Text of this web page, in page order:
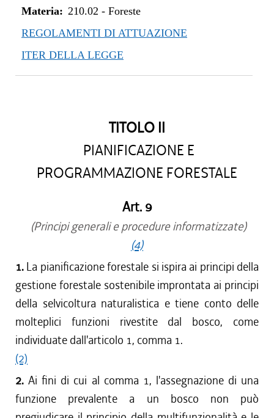
Materia: 210.02 - Foreste
REGOLAMENTI DI ATTUAZIONE
ITER DELLA LEGGE
TITOLO II
PIANIFICAZIONE E
PROGRAMMAZIONE FORESTALE
Art. 9
(Principi generali e procedure informatizzate)
(4)
1. La pianificazione forestale si ispira ai principi della
gestione forestale sostenibile improntata ai principi
della selvicoltura naturalistica e tiene conto delle
molteplici funzioni rivestite dal bosco, come
individuate dall'articolo 1, comma 1.
(2)
2.Ai fini di cui al comma 1, l'assegnazione di una
funzione prevalente a un bosco non può